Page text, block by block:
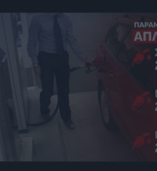
Δέκα εκατομμύρια followers
Ντιλέτα Λεότα με μαγιό